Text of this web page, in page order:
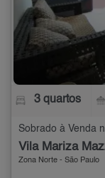
3 quartos
Sobrado à Venda
Vila Mariza
Zona Norte - São Paulo